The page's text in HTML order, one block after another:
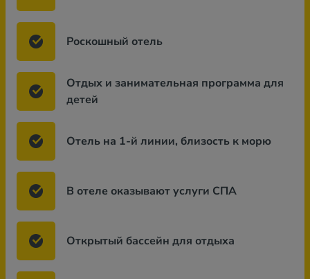
Роскошный отель
Отдых и занимательная программа для
детей
Отель на 1-й линии, близость к морю
В отеле оказывают услуги СПА
Открытый бассейн для отдыха